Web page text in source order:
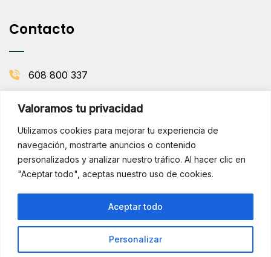
Valoramos tu privacidad
Utilizamos cookies para mejorar tu experiencia de
navegación, mostrarte anuncios o contenido
personalizados y analizar nuestro tráfico. Al hacer clic en
"Aceptar todo", aceptas nuestro uso de cookies.
Personalizar
Aceptar todo
¡Hola!
por WhatsApp
Contacto
608 800 337
Picanya, Valencia
BOLETÍN DE LA HUERTA
Copyright © 2025 Comenaranjas. Todos los derechos